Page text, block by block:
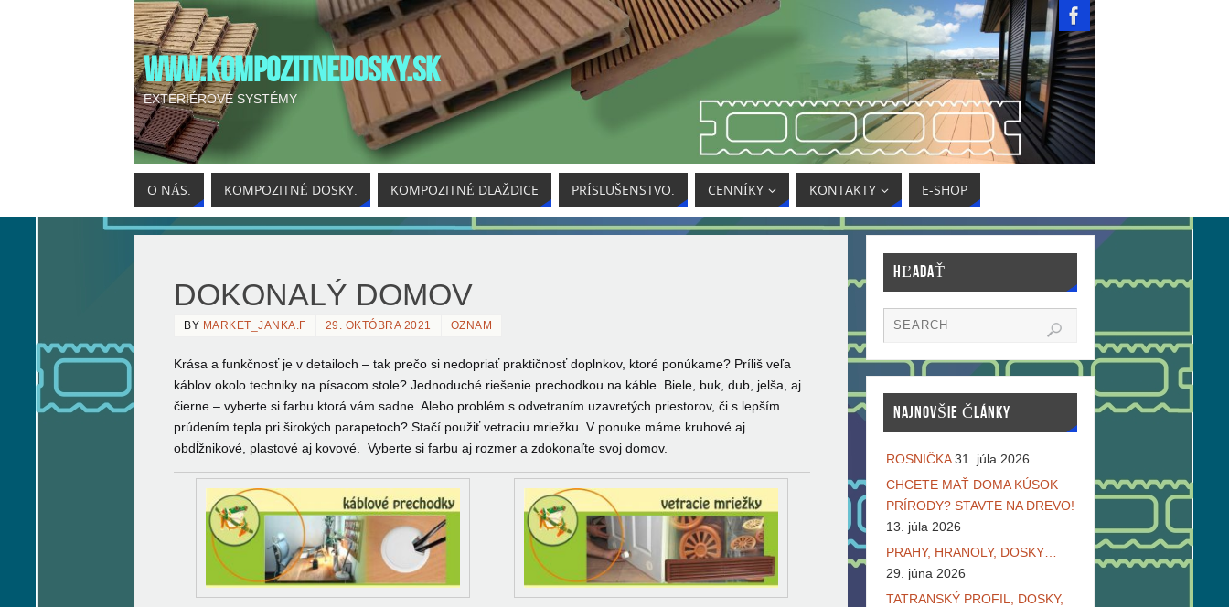
WWW.KOMPOZITNEDOSKY.SK
EXTERIÉROVÉ SYSTÉMY
O NÁS. KOMPOZITNÉ DOSKY. KOMPOZITNÉ DLAŽDICE PRÍSLUŠENSTVO. CENNÍKY KONTAKTY E-SHOP
DOKONALÝ DOMOV
BY MARKET_JANKA.F 29. OKTÓBRA 2021 OZNAM
Krása a funkčnosť je v detailoch – tak prečo si nedopriať praktičnosť doplnkov, ktoré ponúkame? Príliš veľa
káblov okolo techniky na písacom stole? Jednoduché riešenie prechodkou na káble. Biele, buk, dub, jelša, aj
čierne – vyberte si farbu ktorá vám sadne. Alebo problém s odvetraním uzavretých priestorov, či s lepším
prúdením tepla pri širokých parapetoch? Stačí použiť vetraciu mriežku. V ponuke máme kruhové aj
obdĺžnikové, plastové aj kovové. Vyberte si farbu aj rozmer a zdokonaľte svoj domov.
HĽADAŤ
NAJNOVŠIE ČLÁNKY
ROSNIČKA 31. júla 2026
CHCETE MAŤ DOMA KÚSOK
PRÍRODY? STAVTE NA DREVO!
13. júla 2026
PRAHY, HRANOLY, DOSKY…
29. júna 2026
TATRANSKÝ PROFIL, DOSKY,